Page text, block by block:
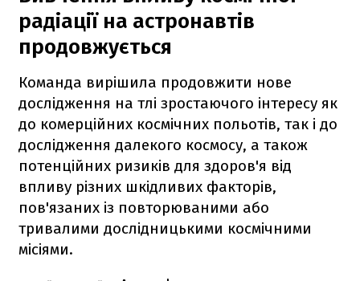
радіації на астронавтів
продовжується
Команда вирішила продовжити нове
дослідження на тлі зростаючого інтересу як
до комерційних космічних польотів, так і до
дослідження далекого космосу, а також
потенційних ризиків для здоров'я від
впливу різних шкідливих факторів,
пов'язаних із повторюваними або
тривалими дослідницькими космічними
місіями.